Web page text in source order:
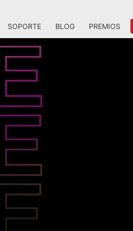
SOPORTE BLOG PREMIOS